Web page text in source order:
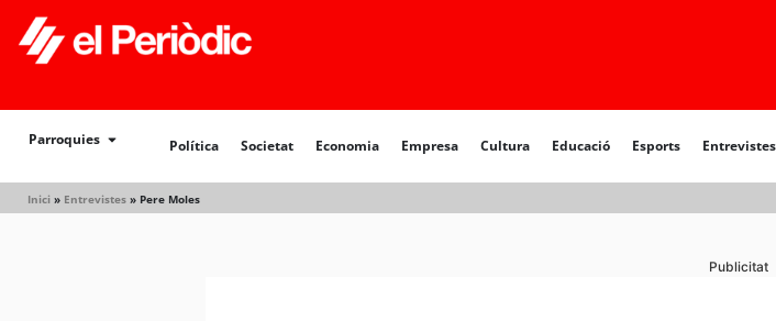
Parroquies Política Societat Economia Empresa Cultura Educació Esports Entrevistes
Inici » Entrevistes » Pere Moles
Publicitat